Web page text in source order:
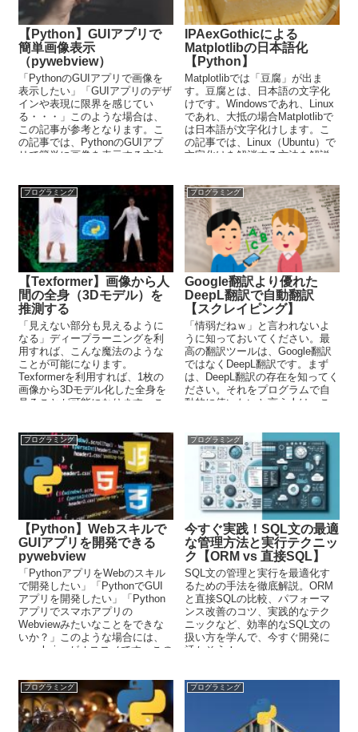
【Python】GUIアプリで
簡単画像表示
（pywebview）
「PythonのGUIアプリで画像を
表示したい」「GUIアプリのデザ
インや表現に限界を感じてい
る・・・」このような場合は、
この記事が参考となります。こ
の記事では、PythonのGUIアプ
リで簡単に画像を表示する方法
IPAexGothicによる
Matplotlibの日本語化
【Python】
Matplotlibでは「豆腐」が出ま
す。豆腐とは、日本語の文字化
けです。Windowsであれ、Linux
であれ、大抵の場合Matplotlibで
は日本語が文字化けします。こ
の記事では、Linux（Ubuntu）で
文字化けを解消する方法を解説
プログラミング
【Texformer】画像から人
間の全身（3Dモデル）を
推測する
「見えない部分も見えるように
なる」ディープラーニングを利
用すれば、こんな魔法のような
ことが可能になります。
Texformerを利用すれば、1枚の
画像から3Dモデル化した全身を
見ることが可能になります。こ
プログラミング
Google翻訳より優れた
DeepL翻訳で自動翻訳
【スクレイピング】
「情弱だねｗ」と言われないよ
うに知っておいてください。最
高の翻訳ツールは、Google翻訳
ではなくDeepL翻訳です。まず
は、DeepL翻訳の存在を知ってく
ださい。それをプログラムで自
動的に使いたいと言う人は、こ
プログラミング
【Python】Webスキルで
GUIアプリを開発できる
pywebview
「PythonアプリをWebのスキル
で開発したい」「PythonでGUI
アプリを開発したい」「Python
アプリでスマホアプリの
Webviewみたいなことをできな
いか？」このような場合には、
pywebviewがオススメです。この
プログラミング
今すぐ実践！SQL文の最適
な管理方法と実行テクニッ
ク【ORM vs 直接SQL】
SQL文の管理と実行を最適化す
るための手法を徹底解説。ORM
と直接SQLの比較、パフォーマ
ンス改善のコツ、実践的なテク
ニックなど、効率的なSQL文の
扱い方を学んで、今すぐ開発に
活かそう！
プログラミング プログラミング